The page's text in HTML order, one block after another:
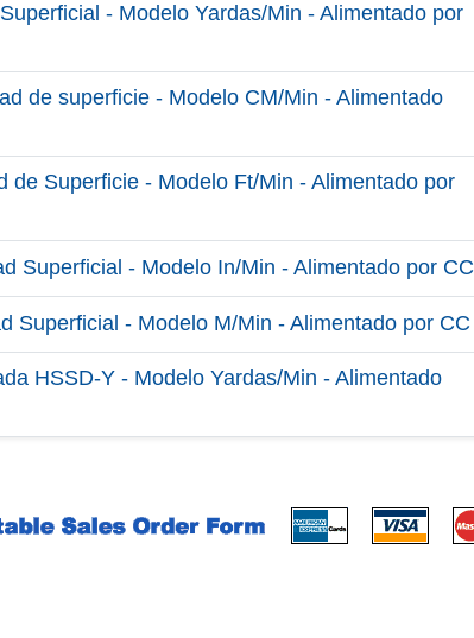
- Modelo Yardas/Min - Alimentado por
de superficie - Modelo CM/Min - Alimentado
de Superficie - Modelo Ft/Min - Alimentado por
Superficial - Modelo In/Min - Alimentado por CC
Superficial - Modelo M/Min - Alimentado por CC
HSSD-Y - Modelo Yardas/Min - Alimentado